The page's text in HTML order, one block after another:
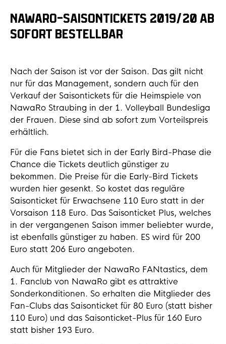
NAWARO-SAISONTICKETS 2019/20 AB
SOFORT BESTELLBAR
Nach der Saison ist vor der Saison. Das gilt nicht
nur für das Management, sondern auch für den
Verkauf der Saisontickets für die Heimspiele von
NawaRo Straubing in der 1. Volleyball Bundesliga
der Frauen. Diese sind ab sofort zum Vorteilspreis
erhältlich.
Für die Fans bietet sich in der Early Bird-Phase die
Chance die Tickets deutlich günstiger zu
bekommen. Die Preise für die Early-Bird Tickets
wurden hier gesenkt. So kostet das reguläre
Saisonticket für Erwachsene 110 Euro statt in der
Vorsaison 118 Euro. Das Saisonticket Plus, welches
in der vergangenen Saison immer beliebter wurde,
ist ebenfalls günstiger zu haben. ES wird für 200
Euro statt 206 Euro angeboten.
Auch für Mitglieder der NawaRo FANtastics, dem
1. Fanclub von NawaRo gibt es attraktive
Sonderkonditionen. So erhalten die Mitglieder des
Fan-Clubs das Saisonticket für 80 Euro (statt bisher
110 Euro) und das Saisonticket-Plus für 160 Euro
statt bisher 193 Euro.